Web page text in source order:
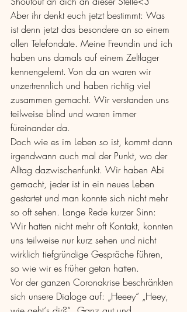
Aber ihr denkt euch jetzt bestimmt: Was
ist denn jetzt das besondere an so einem
ollen Telefondate. Meine Freundin und ich
haben uns damals auf einem Zeltlager
kennengelernt. Von da an waren wir
unzertrennlich und haben richtig viel
zusammen gemacht. Wir verstanden uns
teilweise blind und waren immer
füreinander da.
Doch wie es im Leben so ist, kommt dann
irgendwann auch mal der Punkt, wo der
Alltag dazwischenfunkt. Wir haben Abi
gemacht, jeder ist in ein neues Leben
gestartet und man konnte sich nicht mehr
so oft sehen. Lange Rede kurzer Sinn:
Wir hatten nicht mehr oft Kontakt, konnten
uns teilweise nur kurz sehen und nicht
wirklich tiefgründige Gespräche führen,
so wie wir es früher getan hatten.
Vor der ganzen Coronakrise beschränkten
sich unsere Dialoge auf: „Heeey“ „Heey,